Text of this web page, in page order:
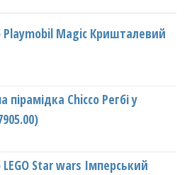
Playmobil Magic Кришталевий
пірамідка Chicco Регбі у
Star wars Імперський